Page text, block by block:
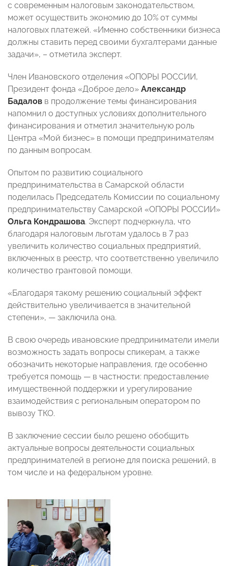
с современным налоговым законодательством,
может осуществить экономию до 10% от суммы
налоговых платежей. «Именно собственники бизнеса
должны ставить перед своими бухгалтерами данные
задачи», – отметила эксперт.
Член Ивановского отделения «ОПОРЫ РОССИИ,
Президент фонда «Доброе дело» Александр
Бадалов в продолжение темы финансирования
напомнил о доступных условиях дополнительного
финансирования и отметил значительную роль
Центра «Мой бизнес» в помощи предпринимателям
по данным вопросам.
Опытом по развитию социального
предпринимательства в Самарской области
поделилась Председатель Комиссии по социальному
предпринимательству Самарской «ОПОРЫ РОССИИ»
Ольга Кондрашова. Эксперт подчеркнула, что
благодаря налоговым льготам удалось в 7 раз
увеличить количество социальных предприятий,
включенных в реестр, что соответственно увеличило
количество грантовой помощи.
«Благодаря такому решению социальный эффект
действительно увеличивается в значительной
степени», — заключила она.
В свою очередь ивановские предприниматели имели
возможность задать вопросы спикерам, а также
обозначить некоторые направления, где особенно
требуется помощь — в частности: предоставление
имущественной поддержки и урегулирование
взаимодействия с региональным оператором по
вывозу ТКО.
В заключение сессии было решено обобщить
актуальные вопросы деятельности социальных
предпринимателей в регионе для поиска решений, в
том числе и на федеральном уровне.